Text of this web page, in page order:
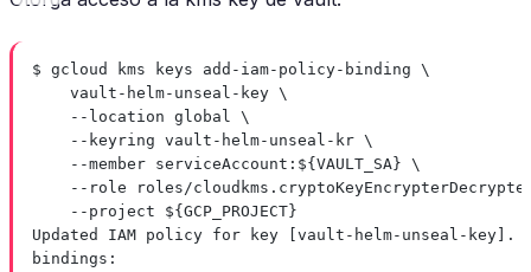
$ gcloud kms keys add-iam-policy-binding \
vault-helm-unseal-key \
--location global \
--keyring vault-helm-unseal-kr \
--member serviceAccount:${VAULT_SA} \
--role roles/
--project ${GCP_PROJECT}
Updated IAM policy for key [vault-helm-unseal-key].
bindings: